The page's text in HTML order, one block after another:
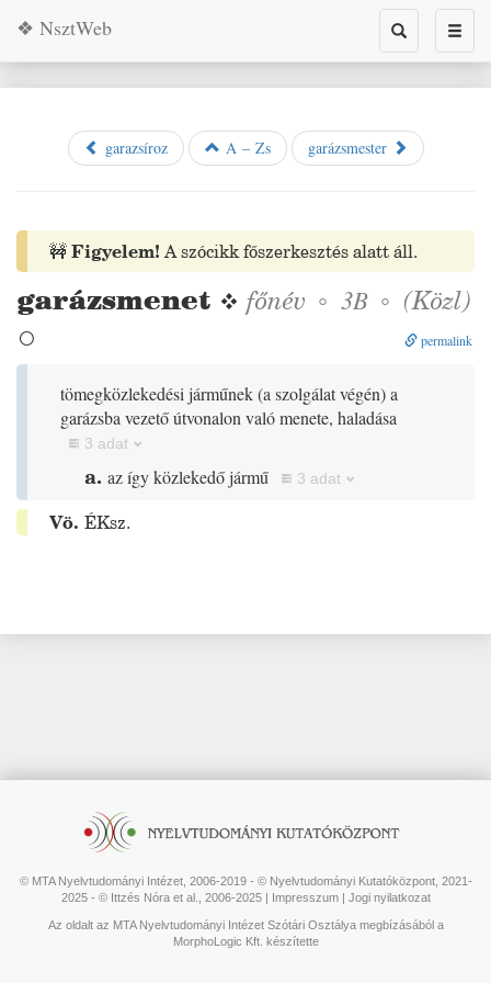
Toggle
search
❖ NsztWeb
garazsíroz A – Zs garázsmester
🚧Figyelem!A szócikk főszerkesztés alatt áll.
garázsmenet ❖ főnév ◦ 3B ◦ (Közl)
 permalink
tömegközlekedési járműnek(a szolgálat végén)a
garázsba vezető útvonalon való menete, haladása
3 adat
a. az így közlekedő jármű 3 adat
Vö. ÉKsz.
© MTA Nyelvtudományi Intézet, 2006-2019 - © Nyelvtudományi Kutatóközpont, 2021-
2025 - © Ittzés Nóra et al., 2006-2025 | Impresszum| Jogi nyilatkozat
Az oldalt az MTA Nyelvtudományi Intézet Szótári Osztálya megbízásából a
MorphoLogic Kft. készítette